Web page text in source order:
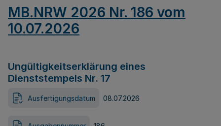
MB.NRW 2026 Nr. 186 vom
10.07.2026
Ungültigkeitserklärung eines
Dienststempels Nr. 17
Ausfertigungsdatum 08.07.2026